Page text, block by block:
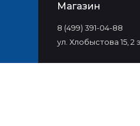
Магазин
8 (499) 391-04-88
ул. Хлобыстова 15, 2